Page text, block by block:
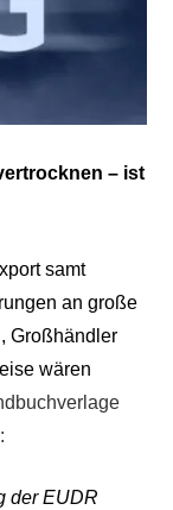
– ist
samt
an große
Großhändler
wären
der EUDR